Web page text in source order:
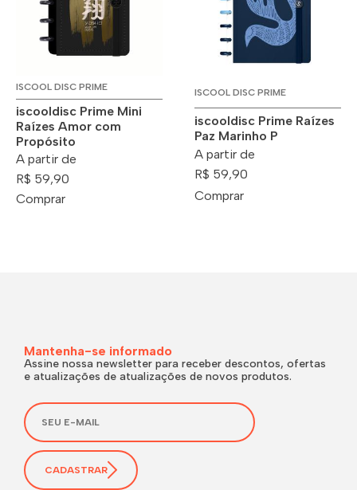
ISCOOL DISC PRIME
iscooldisc Prime Mini
Raízes Amor com
Propósito
A partir de
R$ 59,90
Comprar
ISCOOL DISC PRIME
iscooldisc Prime Raízes
Paz Marinho P
A partir de
R$ 59,90
Comprar
Mantenha-se informado
Assine nossa newsletter para receber descontos, ofertas
e atualizações de atualizações de novos produtos.
CADASTRAR